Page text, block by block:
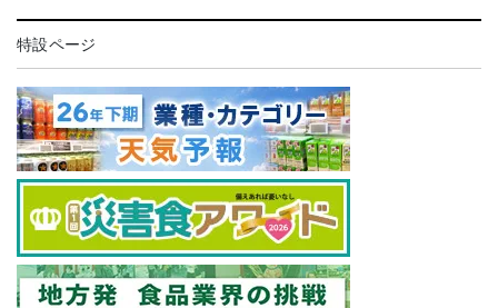
特設ページ